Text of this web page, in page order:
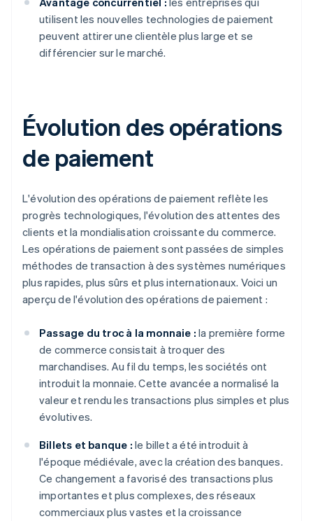
utilisent les nouvelles technologies de paiement
peuvent attirer une clientèle plus large et se
différencier sur le marché.
Évolution des opérations
de paiement
L'évolution des opérations de paiement reflète les
progrès technologiques, l'évolution des attentes des
clients et la mondialisation croissante du commerce.
Les opérations de paiement sont passées de simples
méthodes de transaction à des systèmes numériques
plus rapides, plus sûrs et plus internationaux. Voici un
aperçu de l'évolution des opérations de paiement :
Passage du troc à la monnaie : la première forme
de commerce consistait à troquer des
marchandises. Au fil du temps, les sociétés ont
introduit la monnaie. Cette avancée a normalisé la
valeur et rendu les transactions plus simples et plus
évolutives.
Billets et banque : le billet a été introduit à
l'époque médiévale, avec la création des banques.
Ce changement a favorisé des transactions plus
importantes et plus complexes, des réseaux
commerciaux plus vastes et la croissance